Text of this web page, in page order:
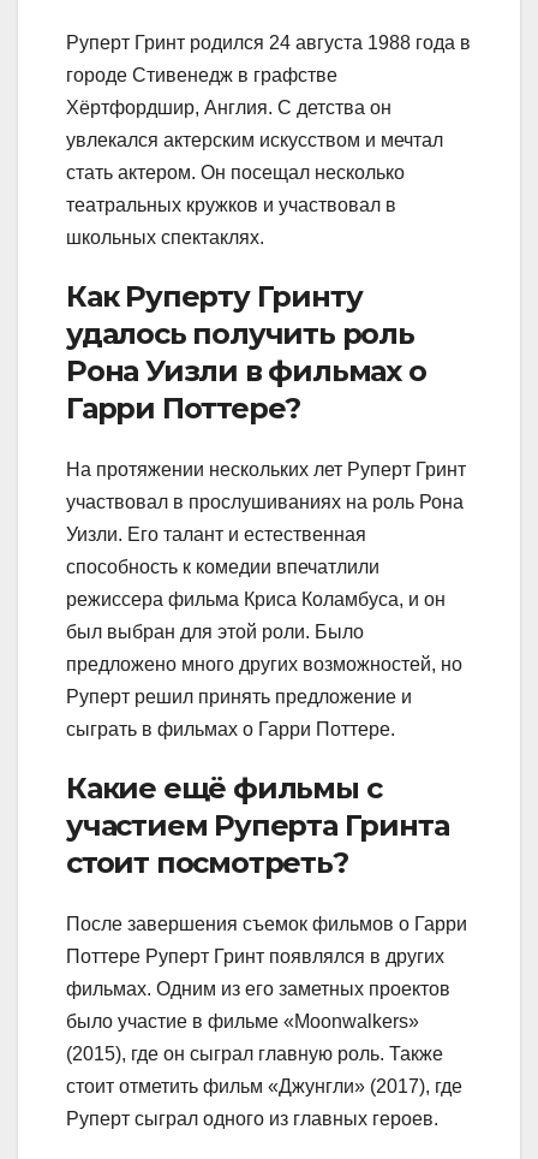
Руперт Гринт родился 24 августа 1988 года в
городе Стивенедж в графстве
Хёртфордшир, Англия. С детства он
увлекался актерским искусством и мечтал
стать актером. Он посещал несколько
театральных кружков и участвовал в
школьных спектаклях.
Как Руперту Гринту
удалось получить роль
Рона Уизли в фильмах о
Гарри Поттере?
На протяжении нескольких лет Руперт Гринт
участвовал в прослушиваниях на роль Рона
Уизли. Его талант и естественная
способность к комедии впечатлили
режиссера фильма Криса Коламбуса, и он
был выбран для этой роли. Было
предложено много других возможностей, но
Руперт решил принять предложение и
сыграть в фильмах о Гарри Поттере.
Какие ещё фильмы с
участием Руперта Гринта
стоит посмотреть?
После завершения съемок фильмов о Гарри
Поттере Руперт Гринт появлялся в других
фильмах. Одним из его заметных проектов
было участие в фильме «Moonwalkers»
(2015), где он сыграл главную роль. Также
стоит отметить фильм «Джунгли» (2017), где
Руперт сыграл одного из главных героев.